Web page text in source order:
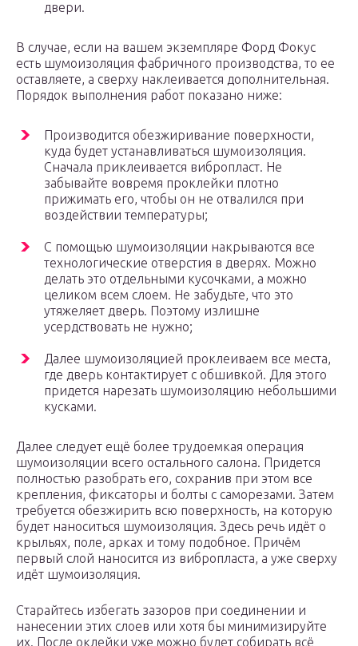
двери.
В случае, если на вашем экземпляре Форд Фокус
есть шумоизоляция фабричного производства, то ее
оставляете, а сверху наклеивается дополнительная.
Порядок выполнения работ показано ниже:
Производится обезжиривание поверхности,
куда будет устанавливаться шумоизоляция.
Сначала приклеивается вибропласт. Не
забывайте вовремя проклейки плотно
прижимать его, чтобы он не отвалился при
воздействии температуры;
С помощью шумоизоляции накрываются все
технологические отверстия в дверях. Можно
делать это отдельными кусочками, а можно
целиком всем слоем. Не забудьте, что это
утяжеляет дверь. Поэтому излишне
усердствовать не нужно;
Далее шумоизоляцией проклеиваем все места,
где дверь контактирует с обшивкой. Для этого
придется нарезать шумоизоляцию небольшими
кусками.
Далее следует ещё более трудоемкая операция
шумоизоляции всего остального салона. Придется
полностью разобрать его, сохранив при этом все
крепления, фиксаторы и болты с саморезами. Затем
требуется обезжирить всю поверхность, на которую
будет наноситься шумоизоляция. Здесь речь идёт о
крыльях, поле, арках и тому подобное. Причём
первый слой наносится из вибропласта, а уже сверху
идёт шумоизоляция.
Старайтесь избегать зазоров при соединении и
нанесении этих слоев или хотя бы минимизируйте
их. После оклейки уже можно будет собирать всё